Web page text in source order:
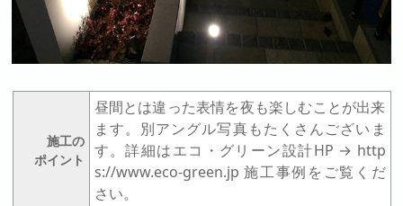
施工の
ポイント
昼間とは違った表情を夜も楽しむことが出来
ます。別アングル写真もたくさんございま
す。詳細はエコ・グリーン設計HP → http
s://www.eco-green.jp 施工事例をご覧くだ
さい。